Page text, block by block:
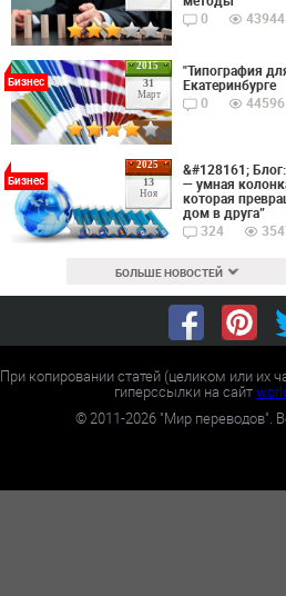
0
43944
2015
31
Март
Бизнес
"Типография
Екатеринбурге
0
44596
2025
13
Ноя
Бизнес
&#128161;
— умная
которая
дом в друга”
324
БОЛЬШЕ НОВОСТЕЙ
При копировании статей (целиком или их
гиперссылки на сайт
©2011-2026 "Мир переводов".